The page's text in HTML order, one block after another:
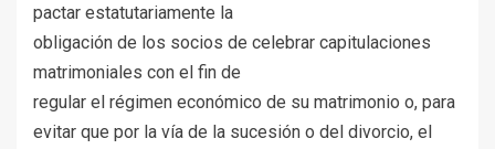
pactar estatutariamente la
obligación de los socios de celebrar capitulaciones
matrimoniales con el fin de
regular el régimen económico de su matrimonio o, para
evitar que por la vía de la sucesión o del divorcio, el